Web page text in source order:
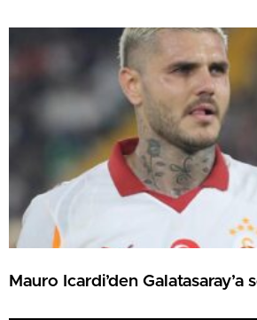
Mauro Icardi’den Galatasaray’a